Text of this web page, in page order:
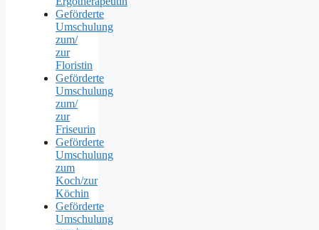
Geförderte
Umschulung
zum/
zur
Floristin
Geförderte
Umschulung
zum/
zur
Friseurin
Geförderte
Umschulung
zum
Koch/zur
Köchin
Geförderte
Umschulung